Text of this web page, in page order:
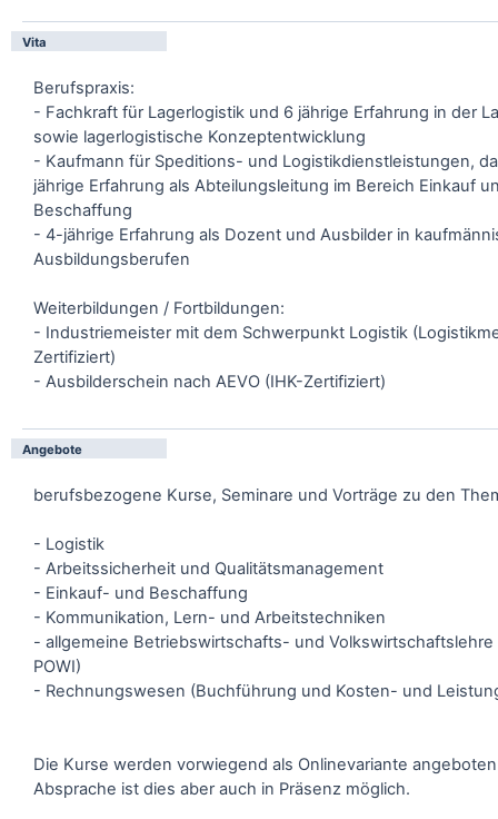
Vita
Berufspraxis:
- Fachkraft für Lagerlogistik und 6 jährige Erfahrung in der
sowie lagerlogistische Konzeptentwicklung
- Kaufmann für Speditions- und Logistikdienstleistungen,
jährige Erfahrung als Abteilungsleitung im Bereich Einkauf
Beschaffung
- 4-jährige Erfahrung als Dozent und Ausbilder in
Ausbildungsberufen
Weiterbildungen / Fortbildungen:
- Industriemeister mit dem Schwerpunkt Logistik
Zertifiziert)
- Ausbilderschein nach AEVO (IHK-Zertifiziert)
Angebote
berufsbezogene Kurse, Seminare und Vorträge zu den
- Logistik
- Arbeitssicherheit und Qualitätsmanagement
- Einkauf- und Beschaffung
- Kommunikation, Lern- und Arbeitstechniken
- allgemeine Betriebswirtschafts- und Volkswirtschaftslehre
POWI)
- Rechnungswesen (Buchführung und Kosten- und
Die Kurse werden vorwiegend als Onlinevariante
Absprache ist dies aber auch in Präsenz möglich.